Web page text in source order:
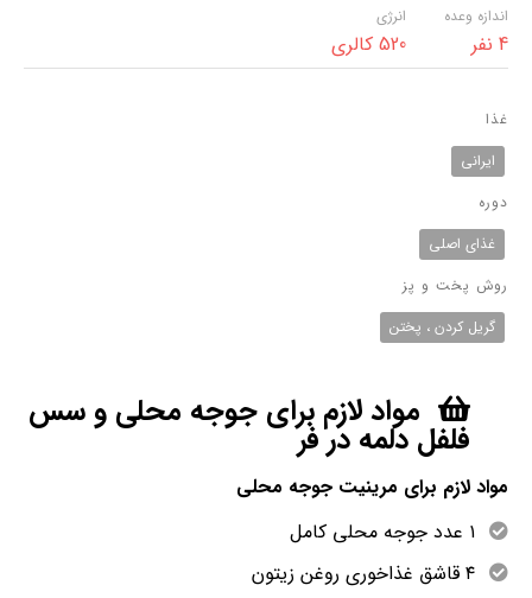
اندازه وعده
4 نفر
انرژی
520 کالری
غذا
ایرانی
دوره
غذای اصلی
روش پخت و پز
گریل کردن ، پختن
مواد لازم برای جوجه محلی و سس
فلفل دلمه در فر
مواد لازم برای مرینیت جوجه محلی
۱ عدد جوجه محلی کامل
۴ قاشق غذاخوری روغن زیتون